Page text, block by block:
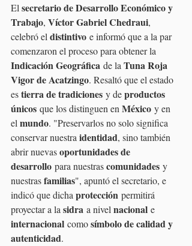
El secretario de Desarrollo Económico y
Trabajo, Víctor Gabriel Chedraui,
celebró el distintivo e informó que a la par
comenzaron el proceso para obtener la
Indicación Geográfica de la Tuna Roja
Vigor de Acatzingo. Resaltó que el estado
es tierra de tradiciones y de productos
únicos que los distinguen en México y en
el mundo. "Preservarlos no solo significa
conservar nuestra identidad, sino también
abrir nuevas oportunidades de
desarrollo para nuestras comunidades y
nuestras familias", apuntó el secretario, e
indicó que dicha protección permitirá
proyectar a la sidra a nivel nacional e
internacional como símbolo de calidad y
autenticidad.